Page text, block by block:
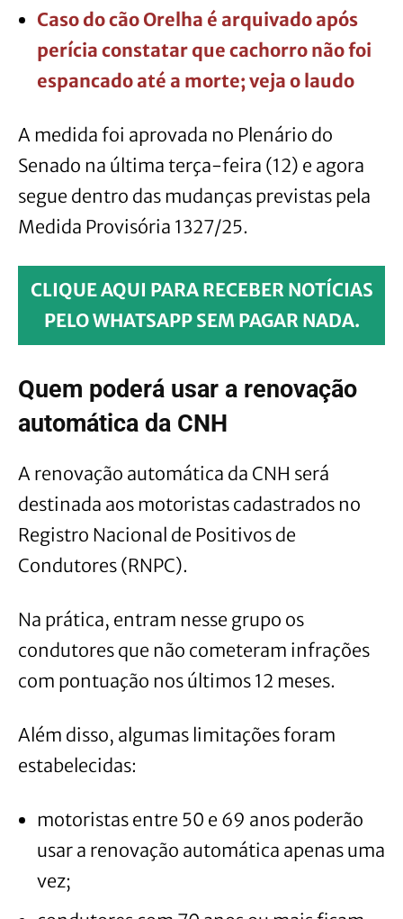
Caso do cão Orelha é arquivado após
perícia constatar que cachorro não foi
espancado até a morte; veja o laudo
A medida foi aprovada no Plenário do
Senado na última terça-feira (12) e agora
segue dentro das mudanças previstas pela
Medida Provisória 1327/25.
CLIQUE AQUI PARA RECEBER NOTÍCIAS
PELO WHATSAPP SEM PAGAR NADA.
Quem poderá usar a renovação
automática da CNH
A renovação automática da CNH será
destinada aos motoristas cadastrados no
Registro Nacional de Positivos de
Condutores (RNPC).
Na prática, entram nesse grupo os
condutores que não cometeram infrações
com pontuação nos últimos 12 meses.
Além disso, algumas limitações foram
estabelecidas:
motoristas entre 50 e 69 anos poderão
usar a renovação automática apenas uma
vez;